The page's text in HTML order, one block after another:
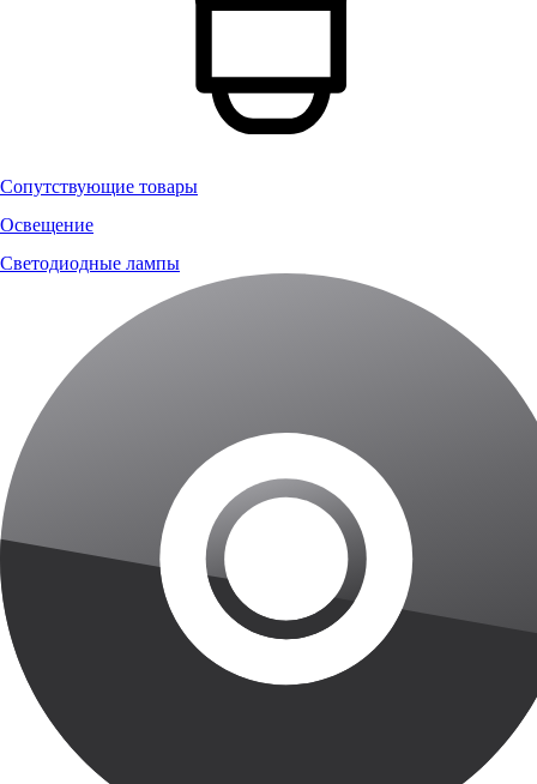
Сопутствующие товары
Освещение
Светодиодные лампы